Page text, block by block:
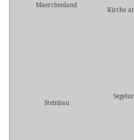
Maerchenland
Kirche
Steinbau